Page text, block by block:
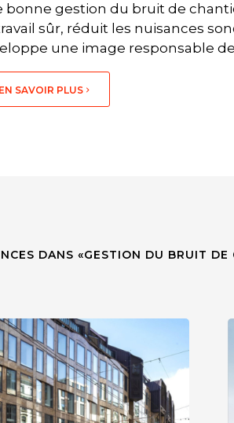
bonne gestion du bruit de
sûr, réduit les nuisances
une image responsable
EN SAVOIR PLUS
DANS «GESTION DU BRUIT